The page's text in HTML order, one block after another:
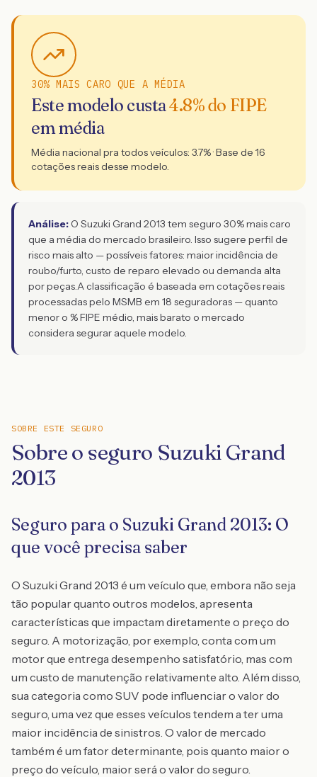
30% MAIS CARO QUE A MÉDIA
Este modelo custa4.8% do FIPE
em média
Média nacional pra todos veículos: 3.7% · Base de 16
cotações reais desse modelo.
Análise: O Suzuki Grand 2013 tem seguro 30% mais caro
que a média do mercado brasileiro. Isso sugere perfil de
risco mais alto — possíveis fatores: maior incidência de
roubo/furto, custo de reparo elevado ou demanda alta
por peças.A classificação é baseada em cotações reais
processadas pelo MSMB em 18 seguradoras — quanto
menor o % FIPE médio, mais barato o mercado
considera segurar aquele modelo.
SOBRE ESTE SEGURO
Sobre o seguro Suzuki Grand
2013
Seguro para o Suzuki Grand 2013: O
que você precisa saber
O Suzuki Grand 2013 é um veículo que, embora não seja
tão popular quanto outros modelos, apresenta
características que impactam diretamente o preço do
seguro. A motorização, por exemplo, conta com um
motor que entrega desempenho satisfatório, mas com
um custo de manutenção relativamente alto. Além disso,
sua categoria como SUV pode influenciar o valor do
seguro, uma vez que esses veículos tendem a ter uma
maior incidência de sinistros. O valor de mercado
também é um fator determinante, pois quanto maior o
preço do veículo, maior será o valor do seguro.